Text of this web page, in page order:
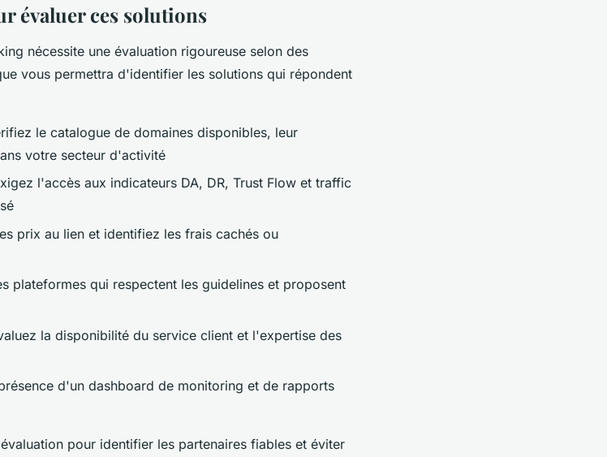
évaluer ces solutions
nécessite une évaluation rigoureuse selon des
vous permettra d'identifier les solutions qui répondent
le catalogue de domaines disponibles, leur
votre secteur d'activité
l'accès aux indicateurs DA, DR, Trust Flow et traffic
prix au lien et identifiez les frais cachés ou
plateformes qui respectent les guidelines et proposent
la disponibilité du service client et l'expertise des
d'un dashboard de monitoring et de rapports
pour identifier les partenaires fiables et éviter